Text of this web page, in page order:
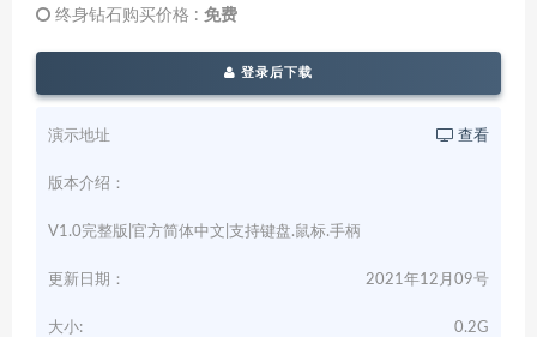
终身钻石购买价格 : 免费
登录后下载
演示地址 查看
版本介绍：
V1.0完整版|官方简体中文|支持键盘.鼠标.手柄
更新日期： 2021年12月09号
大小: 0.2G